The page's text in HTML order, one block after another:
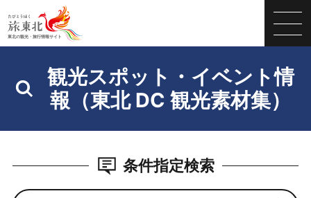
観光スポット・イベント情
報（東北 DC 観光素材集）
条件指定検索